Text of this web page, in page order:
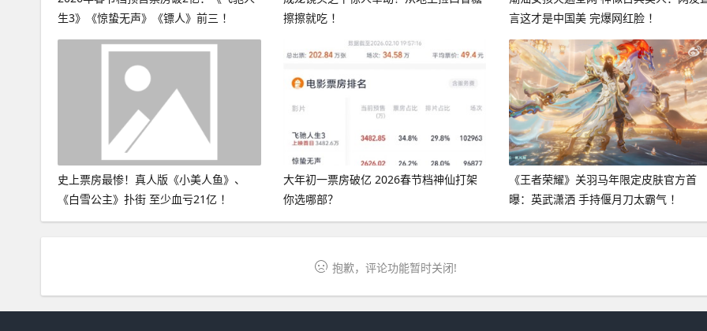
生3》《惊蛰无声》《镖人》前三 ！
擦擦就吃 ！
言这才是中国美 完爆网红脸 ！
史上票房最惨！真人版《小美人鱼》、
《白雪公主》扑街 至少血亏21亿 ！
大年初一票房破亿 2026春节档神仙打架
你选哪部？
《王者荣耀》关羽马年限定皮肤官方首
曝：英武潇洒 手持偃月刀太霸气 ！
抱歉，评论功能暂时关闭!